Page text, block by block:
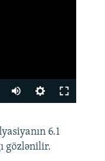
360p
480p
6.1
gözlənilir.